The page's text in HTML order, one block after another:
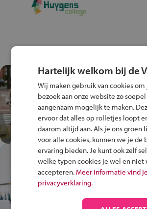
Test je kennis
Fiets Veilig
Verkeersspel!
Speel het Fiets Veilig
en win een Cortina-
In de winkel
plek!
Ontdek via het vmbo
op de winkelvloer,
anders is!
Hartelijk welkom bij de
Wij maken gebruik van cookies
bezoek aan onze website zo
aangenaam mogelijk te maken.
ervoor dat alles op rolletjes loopt
daarom altijd aan. Als je ons groen
voor alle cookies, kunnen we je de
ervaring bieden. Je kunt ook zelf
welke typen cookies je wel en niet
accepteren. Meer informatie vind
privacyverklaring.